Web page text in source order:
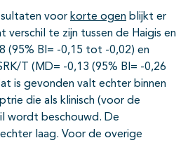
voor korte ogen blijkt er
verschil te zijn tussen de Haigis en
(95% BI= -0,15 tot -0,02) en
T (MD= -0,13 (95% BI= -0,26
is gevonden valt echter binnen
die als klinisch (voor de
wordt beschouwd. De
laag. Voor de overige